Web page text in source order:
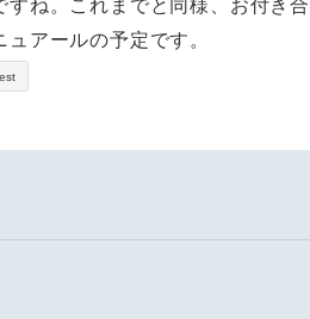
ね。これまでと同様、お付き
アールの予定です。